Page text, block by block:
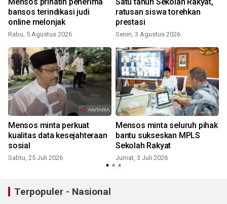
bansos terindikasi judi
online melonjak
Rabu, 5 Agustus 2026
ratusan siswa torehkan
prestasi
Senin, 3 Agustus 2026
Mensos minta perkuat
kualitas data kesejahteraan
sosial
Sabtu, 25 Juli 2026
Mensos minta seluruh pihak
bantu sukseskan MPLS
Sekolah Rakyat
Jumat, 3 Juli 2026
Terpopuler - Nasional